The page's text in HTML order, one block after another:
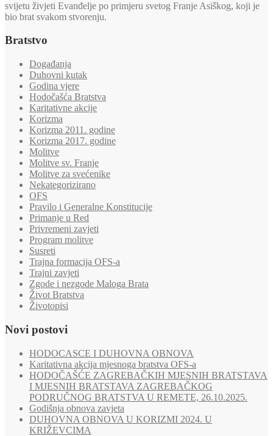
svijetu živjeti Evanđelje po primjeru svetog Franje Asiškog, koji je
bio brat svakom stvorenju.
Bratstvo
Događanja
Duhovni kutak
Godina vjere
Hodočašća Bratstva
Karitativne akcije
Korizma
Korizma 2011. godine
Korizma 2017. godine
Molitve
Molitve sv. Franje
Molitve za svećenike
Nekategorizirano
OFS
Pravilo i Generalne Konstitucije
Primanje u Red
Privremeni zavjeti
Program molitve
Susreti
Trajna formacija OFS-a
Trajni zavjeti
Zgode i nezgode Maloga Brata
Život Bratstva
Životopisi
Novi postovi
HODOCASCE I DUHOVNA OBNOVA
Karitativna akcija mjesnoga bratstva OFS-a
HODOČAŠĆE ZAGREBAČKIH MJESNIH BRATSTAVA
I MJESNIH BRATSTAVA ZAGREBAČKOG
PODRUČNOG BRATSTVA U REMETE, 26.10.2025.
Godišnja obnova zavjeta
DUHOVNA OBNOVA U KORIZMI 2024. U
KRIŽEVCIMA